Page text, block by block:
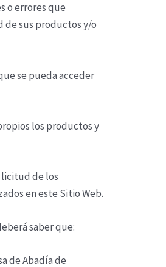
o errores que
de sus productos y/o
se pueda acceder
los productos y
licitud de los
en este Sitio Web.
saber que:
deAbadía de